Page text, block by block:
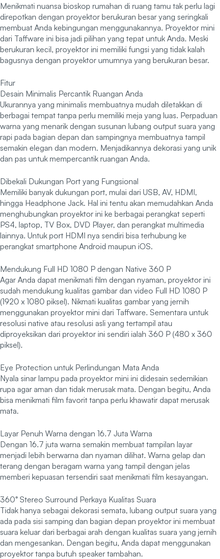
Menikmati nuansa bioskop rumahan di ruang tamu tak perlu lagi
direpotkan dengan proyektor berukuran besar yang seringkali
membuat Anda kebingungan menggunakannya. Proyektor mini
dari Taffware ini bisa jadi pilihan yang tepat untuk Anda. Meski
berukuran kecil, proyektor ini memiliki fungsi yang tidak kalah
bagusnya dengan proyektor umumnya yang berukuran besar.
Fitur
Desain Minimalis Percantik Ruangan Anda
Ukurannya yang minimalis membuatnya mudah diletakkan di
berbagai tempat tanpa perlu memiliki meja yang luas. Perpaduan
warna yang menarik dengan susunan lubang output suara yang
rapi pada bagian depan dan sampingnya membuatnya tampil
semakin elegan dan modern. Menjadikannya dekorasi yang unik
dan pas untuk mempercantik ruangan Anda.
Dibekali Dukungan Port yang Fungsional
Memiliki banyak dukungan port, mulai dari USB, AV, HDMI,
hingga Headphone Jack. Hal ini tentu akan memudahkan Anda
menghubungkan proyektor ini ke berbagai perangkat seperti
PS4, laptop, TV Box, DVD Player, dan perangkat multimedia
lainnya. Untuk port HDMI nya sendiri bisa terhubung ke
perangkat smartphone Android maupun iOS.
Mendukung Full HD 1080 P dengan Native 360 P
Agar Anda dapat menikmati film dengan nyaman, proyektor ini
sudah mendukung kualitas gambar dan video Full HD 1080 P
(1920 x 1080 piksel). Nikmati kualitas gambar yang jernih
menggunakan proyektor mini dari Taffware. Sementara untuk
resolusi native atau resolusi asli yang tertampil atau
diproyeksikan dari proyektor ini sendiri ialah 360 P (480 x 360
piksel).
Eye Protection untuk Perlindungan Mata Anda
Nyala sinar lampu pada proyektor mini ini didesain sedemikian
rupa agar aman dan tidak merusak mata. Dengan begitu, Anda
bisa menikmati film favorit tanpa perlu khawatir dapat merusak
mata.
Layar Penuh Warna dengan 16.7 Juta Warna
Dengan 16.7 juta warna semakin membuat tampilan layar
menjadi lebih berwarna dan nyaman dilihat. Warna gelap dan
terang dengan beragam warna yang tampil dengan jelas
memberi kepuasan tersendiri saat menikmati film kesayangan.
360° Stereo Surround Perkaya Kualitas Suara
Tidak hanya sebagai dekorasi semata, lubang output suara yang
ada pada sisi samping dan bagian depan proyektor ini membuat
suara keluar dari berbagai arah dengan kualitas suara yang jernih
dan mengesankan. Dengan begitu, Anda dapat menggunakan
proyektor tanpa butuh speaker tambahan.